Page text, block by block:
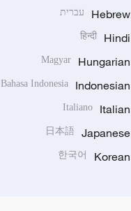
Hebrew עברית
Hindi
हिन्दी
Hungarian
Magyar
Indonesian
Bahasa Indonesia
Italian
Italiano
Japanese
日本語
Korean
한국어